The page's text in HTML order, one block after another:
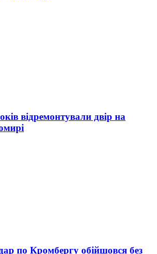
відремонтували двір на
по Кромбергу обійшовся без